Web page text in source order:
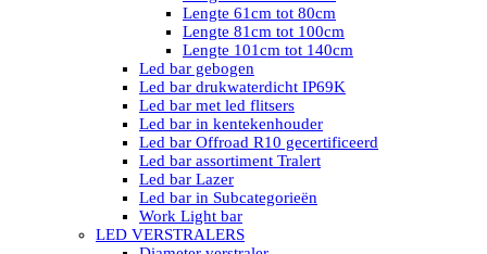
Lengte 61cm tot 80cm
Lengte 81cm tot 100cm
Lengte 101cm tot 140cm
Led bar gebogen
Led bar drukwaterdicht IP69K
Led bar met led flitsers
Led bar in kentekenhouder
Led bar Offroad R10 gecertificeerd
Led bar assortiment Tralert
Led bar Lazer
Led bar in Subcategorieën
Work Light bar
LED VERSTRALERS